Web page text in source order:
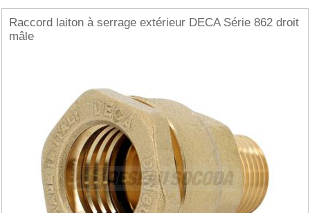
Raccord laiton à serrage extérieur DECA Série 862 droit
mâle